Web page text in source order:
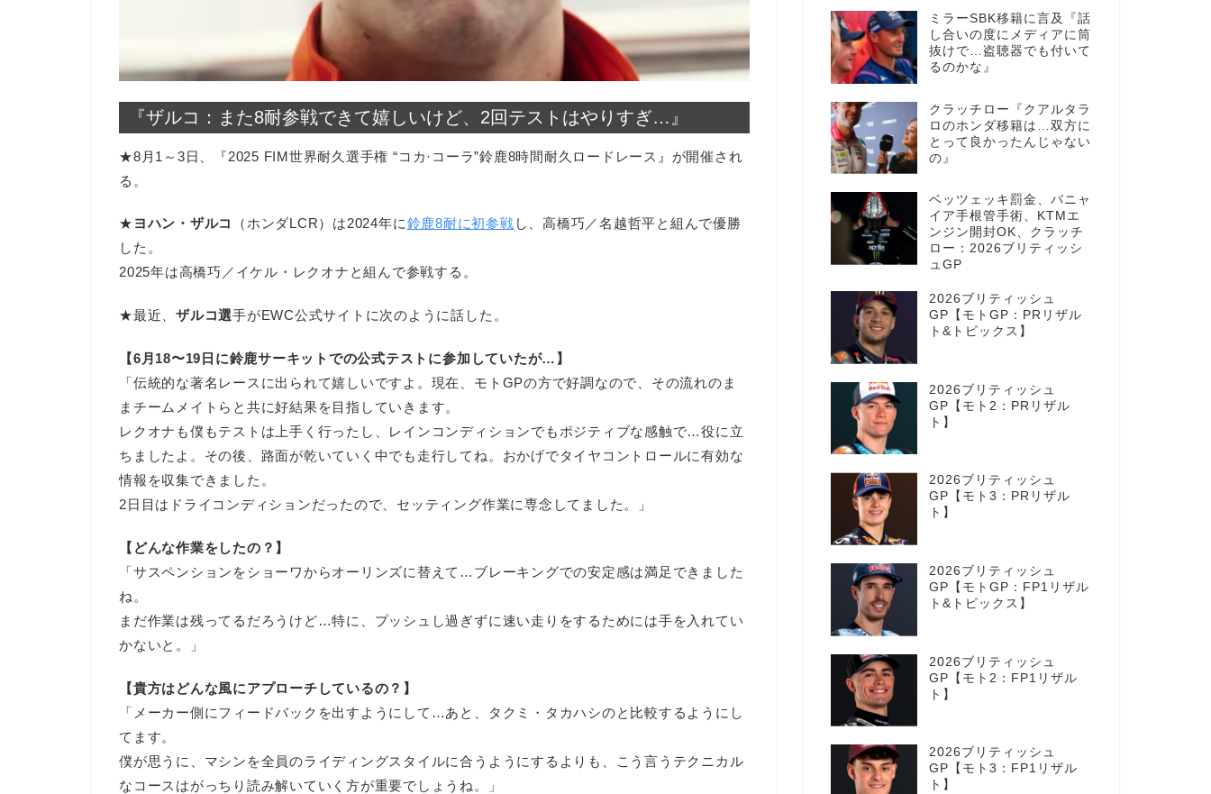
『ザルコ：また8耐参戦できて嬉しいけど、2回テストはやりすぎ…』
★8月1～3日、『2025 FIM世界耐久選手権 “コカ·コーラ”鈴鹿8時間耐久ロードレース』が開催され
る。
★ ヨハン・ザルコ （ホンダLCR）は2024年に鈴鹿8耐に初参戦 し、高橋巧／名越哲平と組んで優勝
した。
2025年は高橋巧／イケル・レクオナと組んで参戦する。
★最近、ザルコ選手がEWC公式サイトに次のように話した。
【6月18〜19日に鈴鹿サーキットでの公式テストに参加していたが…】
「伝統的な著名レースに出られて嬉しいですよ。現在、モトGPの方で好調なので、その流れのま
まチームメイトらと共に好結果を目指していきます。
レクオナも僕もテストは上手く行ったし、レインコンディションでもポジティブな感触で…役に立
ちましたよ。その後、路面が乾いていく中でも走行してね。おかげでタイヤコントロールに有効な
情報を収集できました。
2日目はドライコンディションだったので、セッティング作業に専念してました。」
【どんな作業をしたの？】
「サスペンションをショーワからオーリンズに替えて…ブレーキングでの安定感は満足できました
ね。
まだ作業は残ってるだろうけど…特に、プッシュし過ぎずに速い走りをするためには手を入れてい
かないと。」
【貴方はどんな風にアプローチしているの？】
「メーカー側にフィードバックを出すようにして…あと、タクミ・タカハシのと比較するようにし
てます。
僕が思うに、マシンを全員のライディングスタイルに合うようにするよりも、こう言うテクニカル
なコースはがっちり読み解いていく方が重要でしょうね。」
ミラーSBK移籍に言及『話
し合いの度にメディアに筒
抜けで…盗聴器でも付いて
るのかな』
クラッチロー『クアルタラ
ロのホンダ移籍は…双方に
とって良かったんじゃない
の』
ベッツェッキ罰金、バニャ
イア手根管手術、KTMエ
ンジン開封OK、クラッチ
ロー：2026ブリティッシ
ュGP
2026ブリティッシュ
GP【モトGP：PRリザル
ト&トピックス】
2026ブリティッシュ
GP【モト2：PRリザル
ト】
2026ブリティッシュ
GP【モト3：PRリザル
ト】
2026ブリティッシュ
GP【モトGP：FP1リザル
ト&トピックス】
2026ブリティッシュ
GP【モト2：FP1リザル
ト】
2026ブリティッシュ
GP【モト3：FP1リザル
ト】